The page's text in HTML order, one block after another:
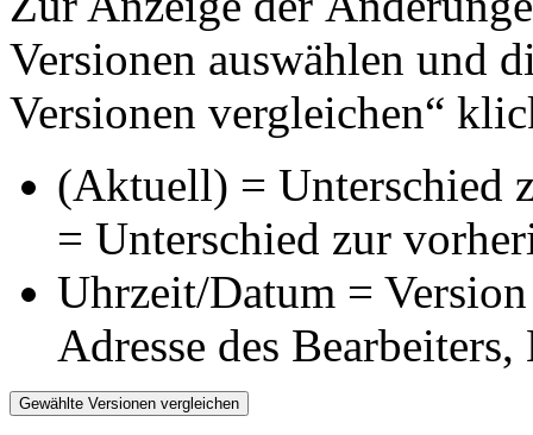
Versionen auswählen und
Versionen vergleichen“
(Aktuell) = Unterschied
= Unterschied zur
Uhrzeit/Datum =
Adresse des